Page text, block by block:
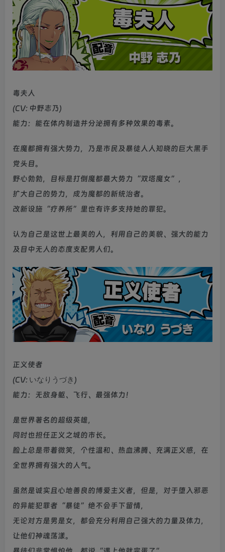
毒夫人
(CV: 中野志乃)
能力：能在体内制造并分泌拥有多种效果的毒素。
在魔都拥有强大势力，乃是市民及暴徒人人知晓的巨大黑手
党头目。
野心勃勃，目标是打倒魔都最大势力“双塔魔女”，
扩大自己的势力，成为魔都的新统治者。
改新设施“疗养所”里也有许多支持她的罪犯。
认为自己是这世上最美的人，利用自己的美貌、强大的能力
及目中无人的态度支配男人们。
正义使者
(CV: いなりうづき)
能力：无敌身躯、飞行、最强体力！
是世界著名的超级英雄，
同时也担任正义之城的市长。
脸上总是带着微笑，个性温和、热血沸腾、充满正义感，在
全世界拥有强大的人气。
虽然是诚实且心地善良的博爱主义者，但是，对于堕入邪恶
的异能犯罪者“暴徒”绝不会手下留情，
无论对方是男是女，都会充分利用自己强大的力量及体力，
让他们神魂荡漾。